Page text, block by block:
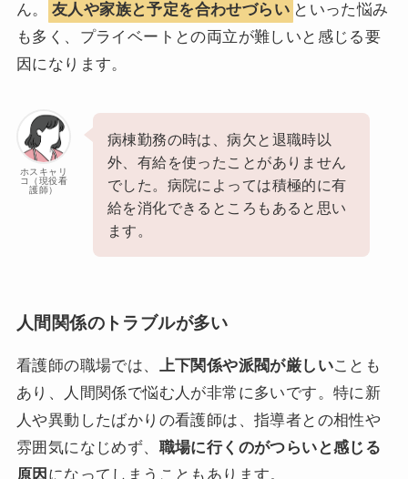
ん。
友人や家族と予定を合わせづらい といった悩み
も多く、プライベートとの両立が難しいと感じる要
因になります。
ホスキャリ
コ（現役看
護師）
病棟勤務の時は、病欠と退職時以
外、有給を使ったことがありません
でした。病院によっては積極的に有
給を消化できるところもあると思い
ます。
人間関係のトラブルが多い
看護師の職場では、 上下関係や派閥が厳しいことも
あり、人間関係で悩む人が非常に多いです。特に新
人や異動したばかりの看護師は、指導者との相性や
雰囲気になじめず、 職場に行くのがつらいと感じる
原因 になってしまうこともあります。